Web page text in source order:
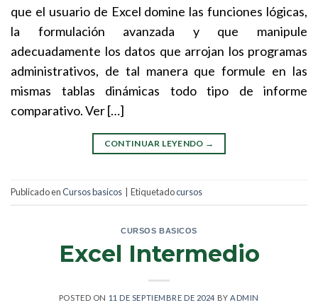
que el usuario de Excel domine las funciones lógicas,
la formulación avanzada y que manipule
adecuadamente los datos que arrojan los programas
administrativos, de tal manera que formule en las
mismas tablas dinámicas todo tipo de informe
comparativo. Ver […]
CONTINUAR LEYENDO →
Publicado enCursos basicos Etiquetadocursos
CURSOS BASICOS
Excel Intermedio
POSTED ON 11 DE SEPTIEMBRE DE 2024 BY ADMIN